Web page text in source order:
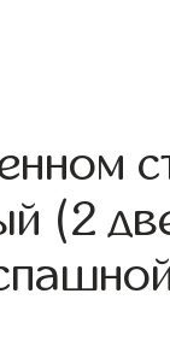
(2